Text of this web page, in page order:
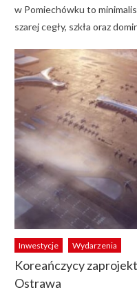
w Pomiechówku to
szarej cegły, szkła oraz
Inwestycje Wydarzenia
Koreańczycy
Ostrawa